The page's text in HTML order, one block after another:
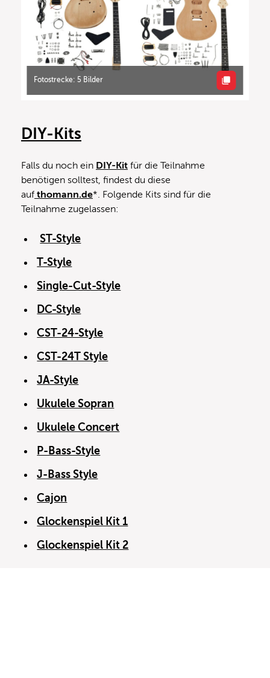
Fotostrecke: 5 Bilder
DIY-Kits
Falls du noch ein DIY-Kit für die Teilnahme
benötigen solltest, findest du diese
auf thomann.de*. Folgende Kits sind für die
Teilnahme zugelassen:
ST-Style
T-Style
Single-Cut-Style
DC-Style
CST-24-Style
CST-24T Style
JA-Style
Ukulele Sopran
Ukulele Concert
P-Bass-Style
J-Bass Style
Cajon
Glockenspiel Kit 1
Glockenspiel Kit 2